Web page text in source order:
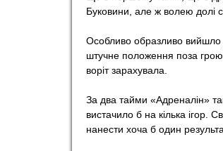
r
Буковини, але ж волею долі
Особливо образливо вийшло
штучне положення поза грою
воріт зарахувала.
За два тайми «Адреналін»
вистачило б на кілька ігор.
нанести хоча б один